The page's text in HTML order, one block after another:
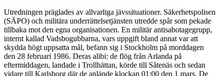
Utredningen präglades av allvarliga jävssituationer. Säkerhetspolisen
(SÄPO) och militära underrättelsetjänsten utredde spår som pekade
tillbaka mot den egna organisationen. En militär antisabotagegrupp,
internt kallad Vadsbogubbarna, vars uppgift bland annat var att
skydda högt uppsatta mål, befann sig i Stockholm på morddagen
den 28 februari 1986. Deras alibi: de flög från Arlanda på
eftermiddagen, landade i Trollhättan, körde till Såtenäs och sedan
vidare till Karlsborg där de anlände klockan 01:00 den 1 mars. De